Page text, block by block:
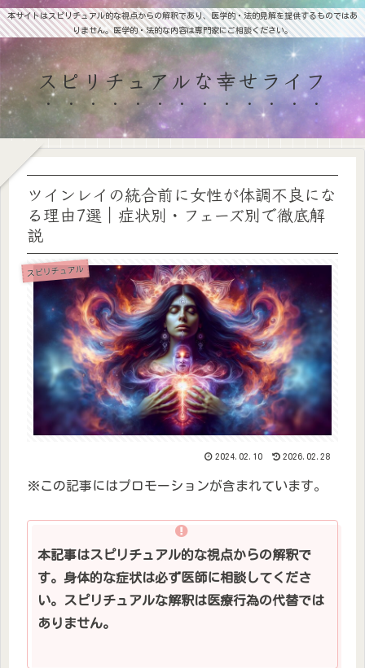
本サイトはスピリチュアル的な視点からの解釈であり、医学的・法的見解を提供するものではあ
りません。医学的・法的な内容は専門家にご相談ください。
スピリチュアルな幸せライフ
ツインレイの統合前に女性が体調不良にな
る理由7選｜症状別・フェーズ別で徹底解
説
スピリチュアル
2024.02.10 2026.02.28
※この記事にはプロモーションが含まれています。
本記事はスピリチュアル的な視点からの解釈で
す。身体的な症状は必ず医師に相談してくださ
い。スピリチュアルな解釈は医療行為の代替では
ありません。